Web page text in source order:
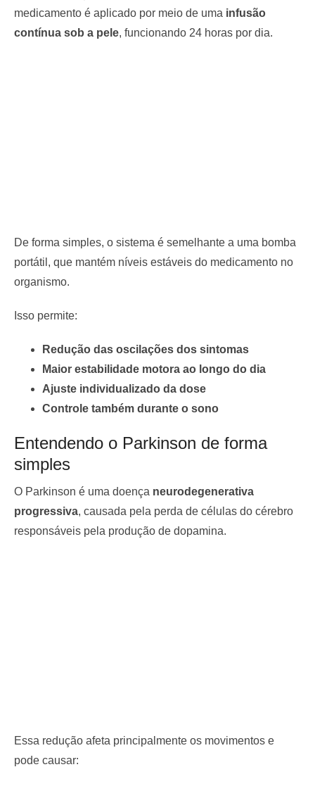
medicamento é aplicado por meio de uma infusão
contínua sob a pele, funcionando 24 horas por dia.
De forma simples, o sistema é semelhante a uma bomba
portátil, que mantém níveis estáveis do medicamento no
organismo.
Isso permite:
Redução das oscilações dos sintomas
Maior estabilidade motora ao longo do dia
Ajuste individualizado da dose
Controle também durante o sono
Entendendo o Parkinson de forma
simples
O Parkinson é uma doença neurodegenerativa
progressiva, causada pela perda de células do cérebro
responsáveis pela produção de dopamina.
Essa redução afeta principalmente os movimentos e
pode causar: